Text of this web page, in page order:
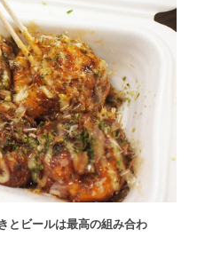
とビールは最高の組み合わ